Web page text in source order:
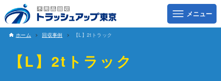
ホーム 回収事例 【L】2tトラック
【L】2tトラック